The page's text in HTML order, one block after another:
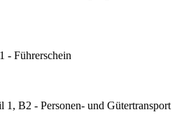
- Führerschein
1, B2 - Personen- und Gütertransport